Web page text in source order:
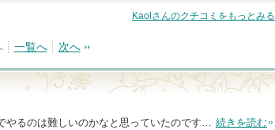
Kaolさんのクチコミをもっとみる
一覧へ 次へ
やるのは難しいのかなと思っていたのです… 続きを読む